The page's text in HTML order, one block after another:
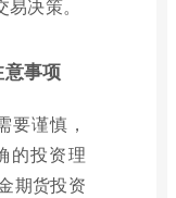
决策。
事项
要谨慎，
的投资理
期货投资